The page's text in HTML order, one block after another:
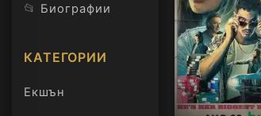
📂 Биографии
КАТЕГОРИИ
Екшън